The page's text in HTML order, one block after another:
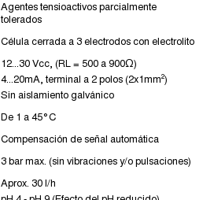
Agentes tensioactivos parcialmente
tolerados
Célula cerrada a 3 electrodos con electrolito
12...30 Vcc, (RL = 500 a 900Ω)
4...20mA, terminal a 2 polos (2x1mm²)
Sin aislamiento galvánico
De 1 a 45°C
Compensación de señal automática
3 bar max. (sin vibraciones y/o pulsaciones)
Aprox. 30 l/h